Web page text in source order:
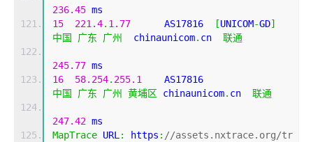
236.45 ms
15
221.4. 1.77
      AS17816
[UNICOM-GD]
中国
广东 广州
  chinaunicom
. cn 联通
245.77 ms
16
58.254. 255.1
中国
广东 广州 黄埔区 chinaunicom. cn 联通
247.42 ms
MapTrace URL : https : //assets.nxtrace.org/tr